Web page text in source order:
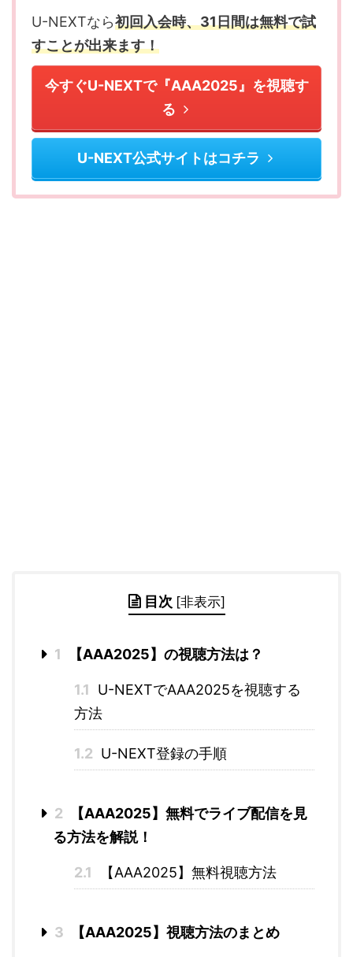
U-NEXTなら初回入会時、31日間は無料で試
すことが出来ます！
今すぐU-NEXTで『AAA2025』を視聴す
る
U-NEXT公式サイトはコチラ
目次 [非表示]
1 【AAA2025】の視聴方法は？
1.1
U-NEXTでAAA2025を視聴する
方法
1.2 U-NEXT登録の手順
2
【AAA2025】無料でライブ配信を見
る方法を解説！
2.1 【AAA2025】無料視聴方法
3 【AAA2025】視聴方法のまとめ